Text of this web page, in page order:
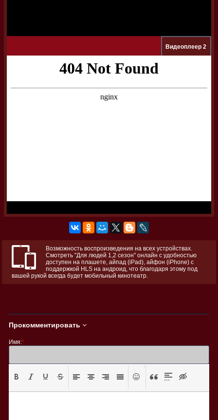
Видеоплеер 2
Возможность воспроизведения на всех устройствах.
Смотреть "Для людей 1,2 сезон" онлайн с удобностью
доступен на плашете, айпад (iPad), айфон (iPhone) с
поддержкой HLS на андроид, что благодаря этому под
вашей рукой всегда будет мобильный кинотеатр.
Прокомментировать
Имя:*